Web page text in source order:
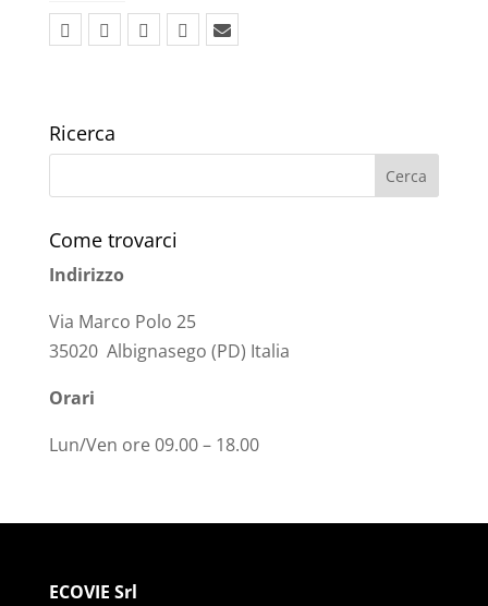
Ricerca
Come trovarci
Indirizzo
Via Marco Polo 25
35020 Albignasego (PD) Italia
Orari
Lun/Ven ore 09.00 – 18.00
ECOVIE Srl